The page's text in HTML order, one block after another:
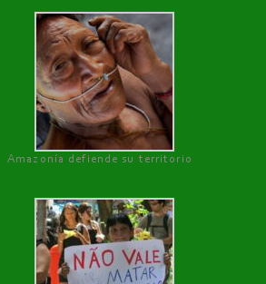
Amazonía defiende su territorio